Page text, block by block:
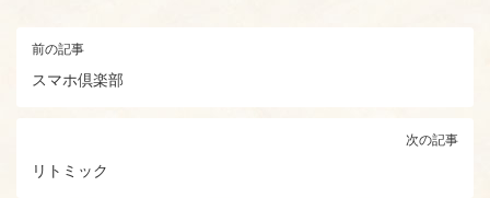
前の記事
スマホ倶楽部
次の記事
リトミック